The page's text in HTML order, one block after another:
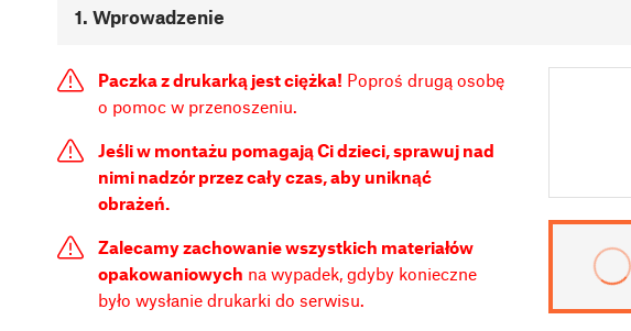
1. Wprowadzenie
Paczka z drukarką jest ciężka! Poproś drugą osobę
o pomoc w przenoszeniu.
Jeśli w montażu pomagają Ci dzieci, sprawuj nad
nimi nadzór przez cały czas, aby uniknąć
obrażeń.
Zalecamy zachowanie wszystkich materiałów
opakowaniowych na wypadek, gdyby konieczne
było wysłanie drukarki do serwisu.